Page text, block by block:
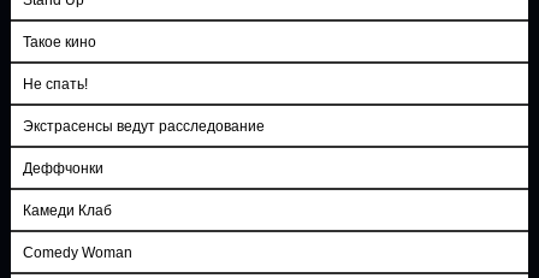
Такое кино
Не спать!
Экстрасенсы ведут расследование
Деффчонки
Камеди Клаб
Comedy Woman